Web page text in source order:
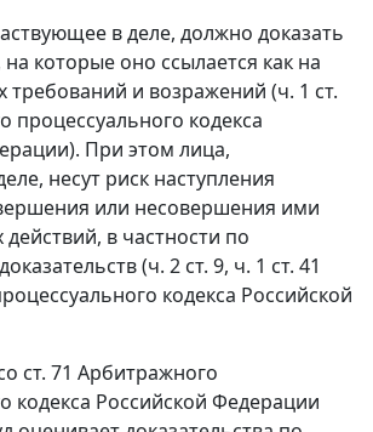
в деле, должно доказать
на которые оно ссылается как на
требований и возражений (ч. 1 ст.
процессуального кодекса
При этом лица,
несут риск наступления
или несовершения ими
в частности по
(ч. 2 ст. 9, ч. 1 ст. 41
кодекса Российской
ст. 71 Арбитражного
кодекса Российской Федерации